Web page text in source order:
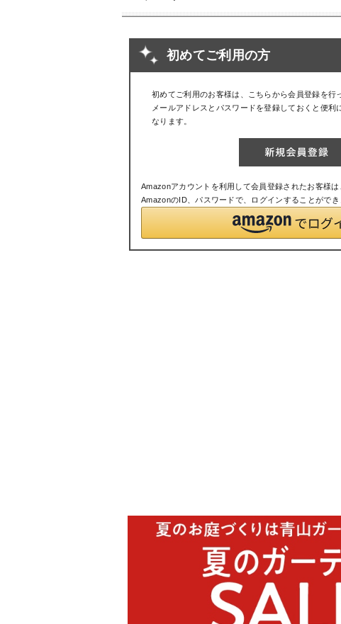
初めてご利用の方
初めてご利用のお客様は、こちらから会員登録を行
メールアドレスとパスワードを登録しておくと便利
なります。
Amazonアカウントを利用して会員登録されたお客様は
AmazonのID、パスワードで、ログインすることができ